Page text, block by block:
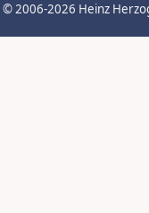
© 2006-2026 Heinz